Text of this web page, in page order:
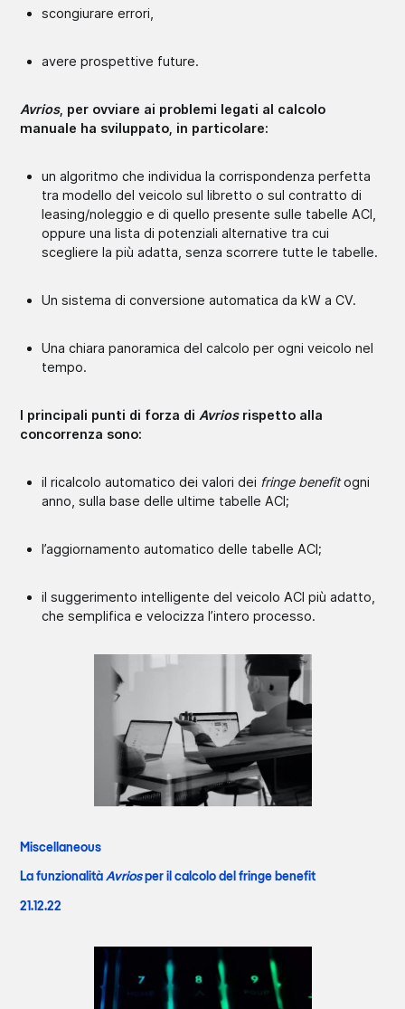
scongiurare errori,
avere prospettive future.
Avrios, per ovviare ai problemi legati al calcolo
manuale ha sviluppato, in particolare:
un algoritmo che individua la corrispondenza perfetta
tra modello del veicolo sul libretto o sul contratto di
leasing/noleggio e di quello presente sulle tabelle ACI,
oppure una lista di potenziali alternative tra cui
scegliere la più adatta, senza scorrere tutte le tabelle.
Un sistema di conversione automatica da kW a CV.
Una chiara panoramica del calcolo per ogni veicolo nel
tempo.
I principali punti di forza di Avrios rispetto alla
concorrenza sono:
il ricalcolo automatico dei valori dei fringe benefitogni
anno, sulla base delle ultime tabelle ACI;
l’aggiornamento automatico delle tabelle ACI;
il suggerimento intelligente del veicolo ACI più adatto,
che semplifica e velocizza l’intero processo.
Miscellaneous
La funzionalitàAvriosper il calcolo del fringe benefit
21.12.22